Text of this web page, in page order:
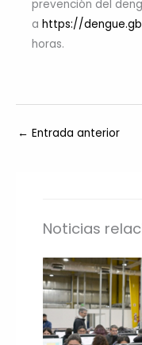
prevención del
a https://
horas.
← Entrada anterior
Noticias